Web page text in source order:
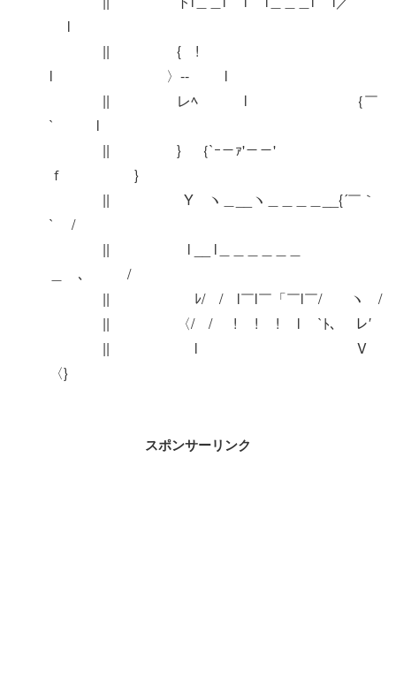
l
|| { !
l 〉-‐ l
|| レﾍ l ｛￣
` l
|| } ｛`ｰ－ｧ'－－'
ｆ }
|| Y ヽ＿__ヽ＿＿＿＿__{´￣｀
` /
|| l __ l＿＿＿＿＿＿
＿ゝ､ /
|| ﾚ/ / l￣l￣「￣l￣/ ヽ /
|| 〈/ / ! ! ! l `ﾄ､ レ′
|| l V
〈}
スポンサーリンク